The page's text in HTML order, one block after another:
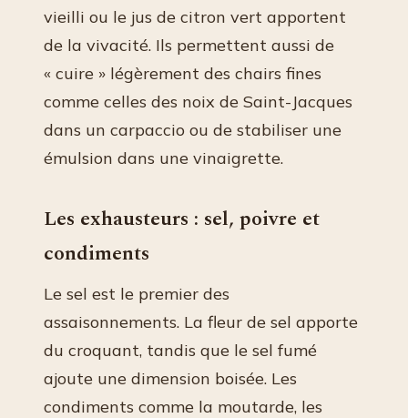
vieilli ou le jus de citron vert apportent
de la vivacité. Ils permettent aussi de
« cuire » légèrement des chairs fines
comme celles des noix de Saint-Jacques
dans un carpaccio ou de stabiliser une
émulsion dans une vinaigrette.
Les exhausteurs : sel, poivre et
condiments
Le sel est le premier des
assaisonnements. La fleur de sel apporte
du croquant, tandis que le sel fumé
ajoute une dimension boisée. Les
condiments comme la moutarde, les